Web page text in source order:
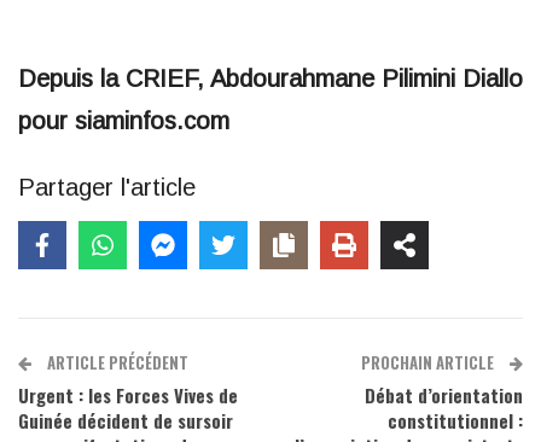
Depuis la CRIEF, Abdourahmane Pilimini Diallo
pour siaminfos.com
Partager l'article
ARTICLE PRÉCÉDENT
Urgent : les Forces Vives de
Guinée décident de sursoir
PROCHAIN ARTICLE
Débat d’orientation
constitutionnel :